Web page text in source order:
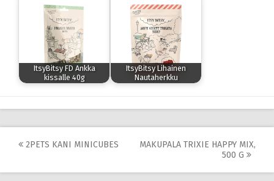
ItsyBitsy FD Ankka
kissalle 40g
ItsyBitsy Lihainen
Nautaherkku
Post
2PETS KANI MINICUBES
MAKUPALA TRIXIE HAPPY MIX,
500 G